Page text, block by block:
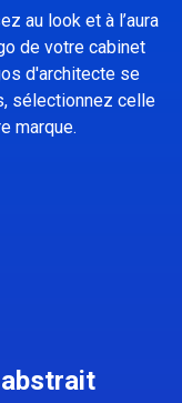
au look et à l’aura
de votre cabinet
d'architecte se
sélectionnez celle
marque.